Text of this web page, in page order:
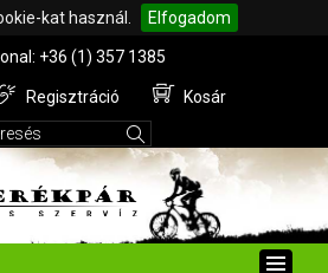
kat használ. Elfogadom
+36 (1) 357 1385
Regisztráció Kosár
Toggle